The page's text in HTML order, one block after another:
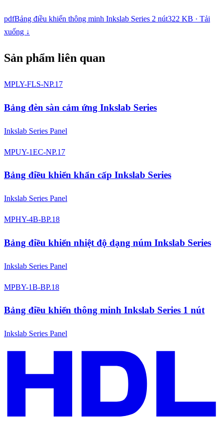
pdfBảng điều khiển thông minh Inkslab Series 2 nút322 KB · Tải
xuống ↓
Sản phẩm liên quan
MPLY-FLS-NP.17
Bảng đèn sàn cảm ứng Inkslab Series
Inkslab Series Panel
MPUY-1EC-NP.17
Bảng điều khiển khẩn cấp Inkslab Series
Inkslab Series Panel
MPHY-4B-BP.18
Bảng điều khiển nhiệt độ dạng núm Inkslab Series
Inkslab Series Panel
MPBY-1B-BP.18
Bảng điều khiển thông minh Inkslab Series 1 nút
Inkslab Series Panel